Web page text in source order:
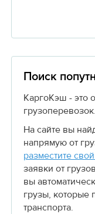
Поиск
КаргоКэш - это
грузоперевозок.
На сайте вы
напрямую от
разместите
заявки от
вы
грузы, которые
транспорта.